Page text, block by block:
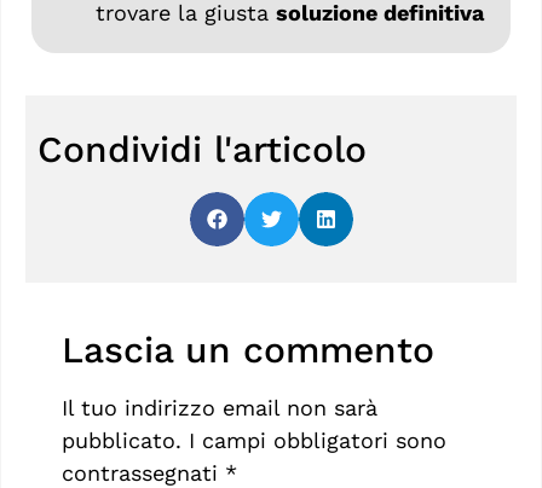
trovare la giusta soluzione definitiva
Condividi l'articolo
Lascia un commento
Il tuo indirizzo email non sarà
pubblicato. I campi obbligatori sono
contrassegnati *